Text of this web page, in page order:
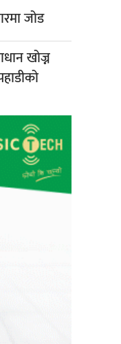
जोड
खोज्न